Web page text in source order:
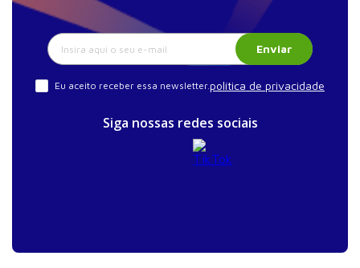
Enviar
Eu aceito receber essa newsletter.política de privacidade
Siga nossas redes sociais